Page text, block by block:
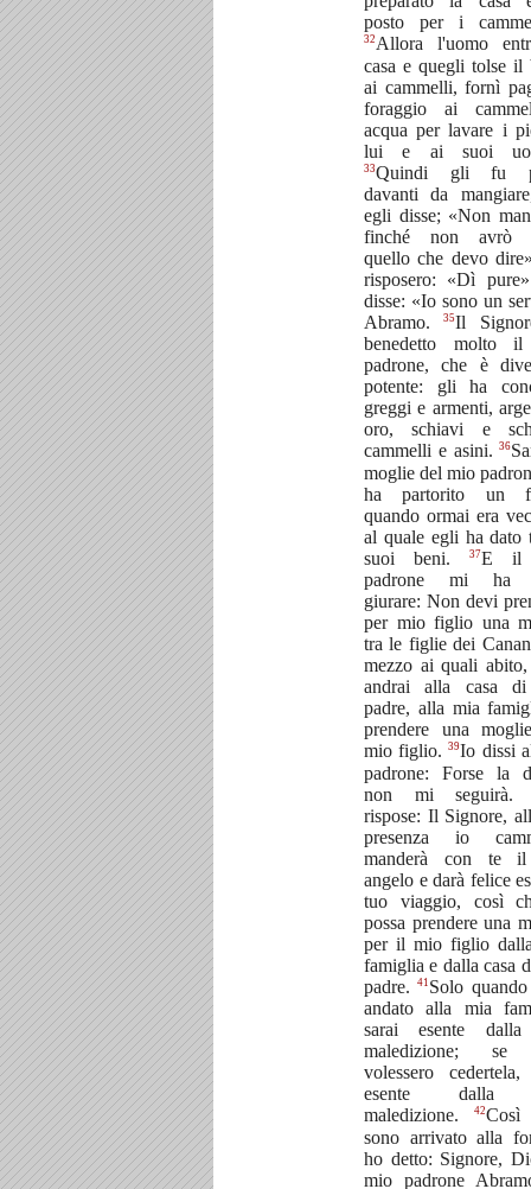
posto per i
32Allora l'uomo
casa e quegli tolse il
ai cammelli, fornì
foraggio ai
acqua per lavare i
lui e ai suoi
33Quindi gli fu
davanti da
egli disse; «Non
finché non avrò
quello che devo
risposero: «Dì
disse: «Io sono un
Abramo.35Il
benedetto molto
padrone, che è
potente: gli ha
greggi e armenti,
oro, schiavi e
cammelli e asini.36
moglie del mio
ha partorito un
quando ormai era
al quale egli ha dato
suoi beni.
37E il
padrone mi ha
giurare: Non devi
per mio figlio una
tra le figlie dei
mezzo ai quali
andrai alla casa
padre, alla mia
prendere una
mio figlio.39Io dissi
padrone: Forse la
non mi
rispose: Il Signore,
presenza io
manderà con te
angelo e darà felice
tuo viaggio, così
possa prendere una
per il mio figlio
famiglia e dalla casa
padre.41 Solo quando
andato alla mia
sarai esente
maledizione; se
volessero cedertela,
esente dalla
maledizione.
42Così
sono arrivato alla
ho detto: Signore,
mio padrone